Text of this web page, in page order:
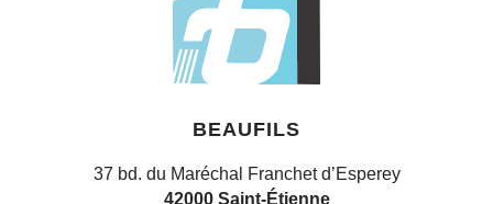
BEAUFILS
37 bd. du Maréchal Franchet d’Esperey
42000 Saint-Étienne